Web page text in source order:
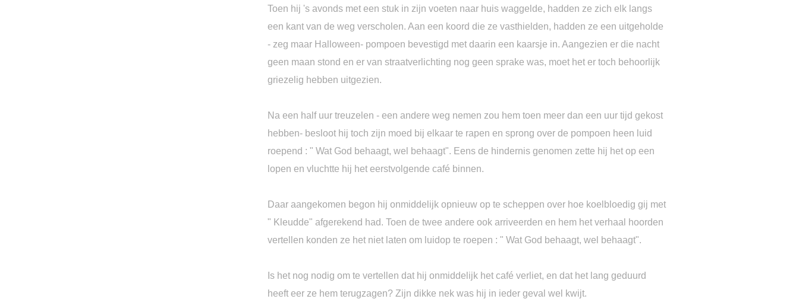
Toen hij 's avonds met een stuk in zijn voeten naar huis waggelde, hadden ze zich elk langs
een kant van de weg verscholen. Aan een koord die ze vasthielden, hadden ze een uitgeholde
- zeg maar Halloween- pompoen bevestigd met daarin een kaarsje in. Aangezien er die nacht
geen maan stond en er van straatverlichting nog geen sprake was, moet het er toch behoorlijk
griezelig hebben uitgezien.
Na een half uur treuzelen - een andere weg nemen zou hem toen meer dan een uur tijd gekost
hebben- besloot hij toch zijn moed bij elkaar te rapen en sprong over de pompoen heen luid
roepend : " Wat God behaagt, wel behaagt". Eens de hindernis genomen zette hij het op een
lopen en vluchtte hij het eerstvolgende café binnen.
Daar aangekomen begon hij onmiddelijk opnieuw op te scheppen over hoe koelbloedig gij met
" Kleudde" afgerekend had. Toen de twee andere ook arriveerden en hem het verhaal hoorden
vertellen konden ze het niet laten om luidop te roepen : " Wat God behaagt, wel behaagt".
Is het nog nodig om te vertellen dat hij onmiddelijk het café verliet, en dat het lang geduurd
heeft eer ze hem terugzagen? Zijn dikke nek was hij in ieder geval wel kwijt.